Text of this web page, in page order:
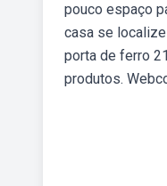
pouco espaço
casa se
porta de ferro
produtos.